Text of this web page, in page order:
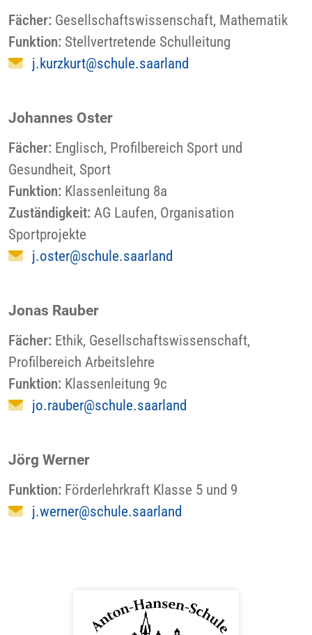
Fächer: Gesellschaftswissenschaft, Mathematik
Funktion: Stellvertretende Schulleitung
j.kurzkurt@schule.saarland
Johannes Oster
Fächer: Englisch, Profilbereich Sport und
Gesundheit, Sport
Funktion: Klassenleitung 8a
Zuständigkeit: AG Laufen, Organisation
Sportprojekte
j.oster@schule.saarland
Jonas Rauber
Fächer: Ethik, Gesellschaftswissenschaft,
Profilbereich Arbeitslehre
Funktion: Klassenleitung 9c
jo.rauber@schule.saarland
Jörg Werner
Funktion: Förderlehrkraft Klasse 5 und 9
j.werner@schule.saarland